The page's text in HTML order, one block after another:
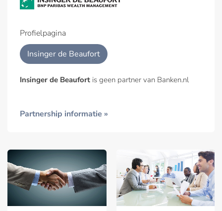
Profielpagina
Insinger de Beaufort
Insinger de Beaufort is geen partner van Banken.nl
Partnership informatie »